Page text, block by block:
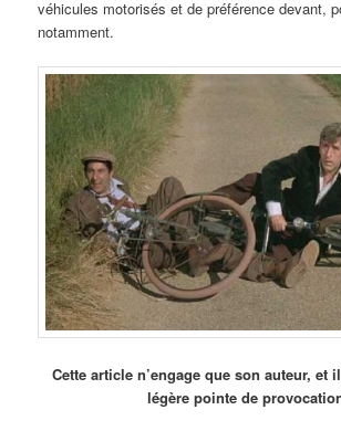
véhicules motorisés et de préférence devant,
notamment.
Cette article n’engage que son auteur, et
légère pointe de